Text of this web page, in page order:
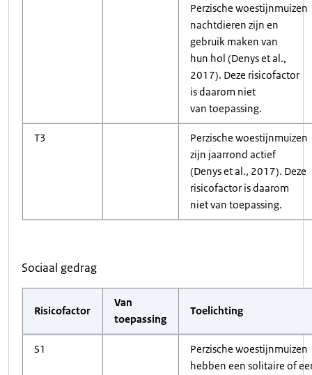
Perzische woestijnmuizen
nachtdieren zijn en
gebruik maken van
hun hol (Denys et al.,
2017). Deze risicofactor
is daarom niet
van toepassing.
T3
Perzische woestijnmuizen
zijn jaarrond actief
(Denys et al., 2017). Deze
risicofactor is daarom
niet van toepassing.
Sociaal gedrag
Risicofactor
Van
toepassing
Toelichting
S1
Perzische woestijnmuizen
hebben een solitaire of